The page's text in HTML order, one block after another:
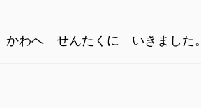
わへ せんたくに いきました。